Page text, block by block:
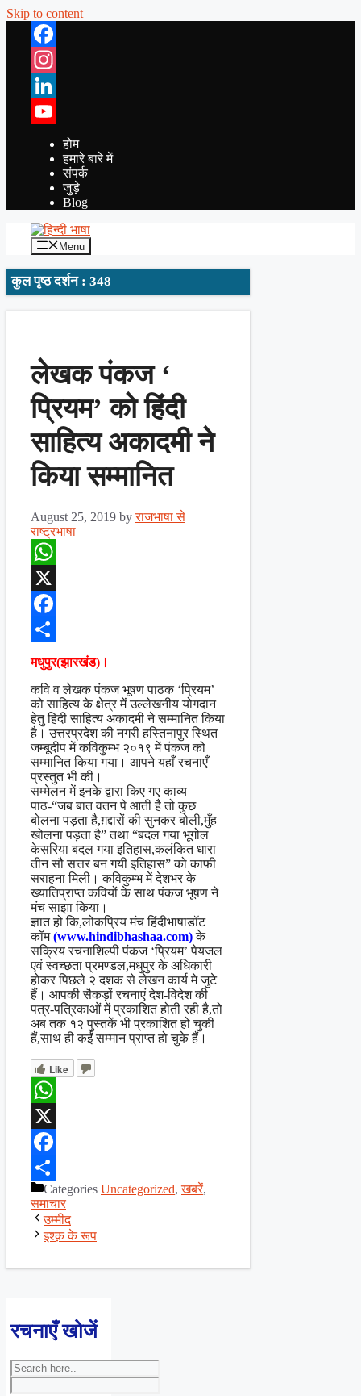
Skip to content
Facebook
Instagram
LinkedIn
YouTube
होम
हमारे बारे में
संपर्क
जुड़े
Blog
Menu
कुल पृष्ठ दर्शन : 348
लेखक पंकज ‘
प्रियम’ को हिंदी
साहित्य अकादमी ने
किया सम्मानित
August 25, 2019 byराजभाषा से
राष्ट्रभाषा
WhatsApp
X
Facebook
Share
मधुपुर(झारखंड)।
कवि व लेखक पंकज भूषण पाठक ‘प्रियम’
को साहित्य के क्षेत्र में उल्लेखनीय योगदान
हेतु हिंदी साहित्य अकादमी ने सम्मानित किया
है। उत्तरप्रदेश की नगरी हस्तिनापुर स्थित
जम्बूदीप में कविकुम्भ २०१९ में पंकज को
सम्मानित किया गया। आपने यहाँ रचनाएँ
प्रस्तुत भी की।
सम्मेलन में इनके द्वारा किए गए काव्य
पाठ-“जब बात वतन पे आती है तो कुछ
बोलना पड़ता है,ग़द्दारों की सुनकर बोली,मुँह
खोलना पड़ता है” तथा “बदल गया भूगोल
केसरिया बदल गया इतिहास,कलंकित धारा
तीन सौ सत्तर बन गयी इतिहास” को काफी
सराहना मिली। कविकुम्भ में देशभर के
ख्यातिप्राप्त कवियों के साथ पंकज भूषण ने
मंच साझा किया।
ज्ञात हो कि,लोकप्रिय मंच हिंदीभाषाडॉट
कॉम(www.hindibhashaa.com)के
सक्रिय रचनाशिल्पी पंकज ‘प्रियम’ पेयजल
एवं स्वच्छता प्रमण्डल,मधुपुर के अधिकारी
होकर पिछले २ दशक से लेखन कार्य मे जुटे
हैं। आपकी सैकड़ों रचनाएं देश-विदेश की
पत्र-पत्रिकाओं में प्रकाशित होती रही है,तो
अब तक १२ पुस्तकें भी प्रकाशित हो चुकी
हैं,साथ ही कईं सम्मान प्राप्त हो चुके हैं।
Like
WhatsApp
X
Facebook
ShareCategories Uncategorized,खबरें,
समाचार
उम्मीद
इश्क़ के रूप
रचनाएँ खोजें